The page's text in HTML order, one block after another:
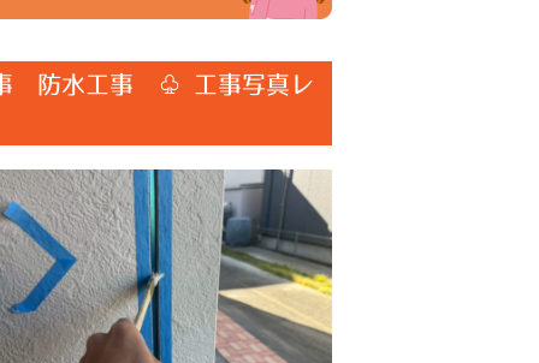
防水工事 ♧ 工事写真レ